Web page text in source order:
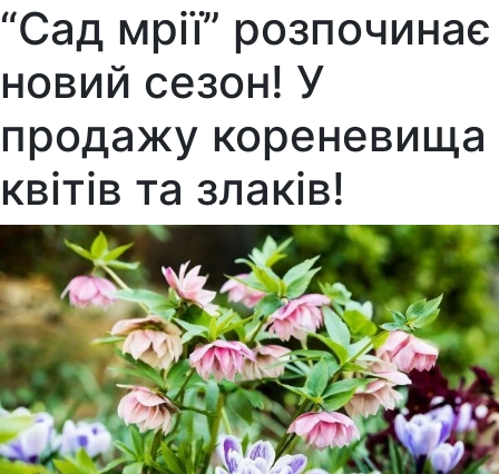
“Сад мрії” розпочинає
новий сезон! У
продажу кореневища
квітів та злаків!